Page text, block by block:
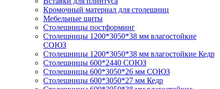
Кромочный материал для столешниц
Мебельные щиты
Столешницы постформинг
Столешницы 1200*3050*38 мм влагостойкие
СОЮЗ
Столешницы 1200*3050*38 мм влагостойкие Кедр
Столешницы 600*2440 СОЮЗ
Столешницы 600*3050*26 мм СОЮЗ
Столешницы 600*3050*27 мм Кедр